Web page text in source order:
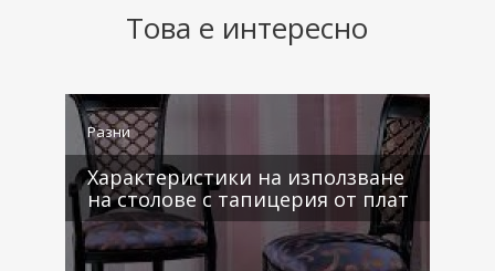
Това е интересно
Разни
Характеристики на използване
на столове с тапицерия от плат